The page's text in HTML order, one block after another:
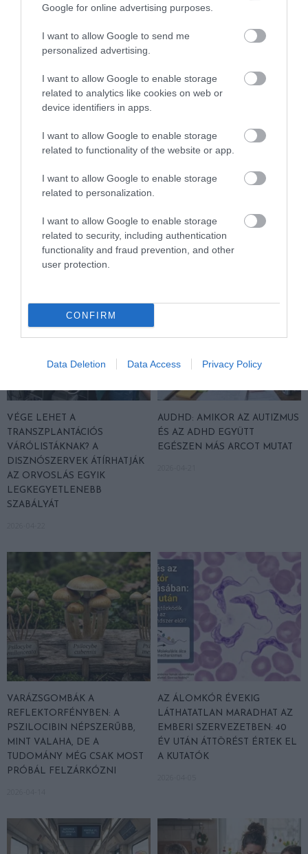
Google for online advertising purposes.
I want to allow Google to send me
personalized advertising.
I want to allow Google to enable storage
related to analytics like cookies on web or
device identifiers in apps.
I want to allow Google to enable storage
related to functionality of the website or app.
I want to allow Google to enable storage
related to personalization.
I want to allow Google to enable storage
related to security, including authentication
functionality and fraud prevention, and other
user protection.
CONFIRM
Data Deletion Data Access Privacy Policy
ÉVES: AZ EMBER, AKI
MEGTANÍTOTTA A VILÁGNAK,
TERMÉSZETET
2026-05-08
FÉREGÉRT – CSAK ÉPPEN NEM
2026-04-23
VÉGE LEHET A
TRANSZPLANTÁCIÓS
VÁRÓLISTÁKNAK? A
DISZNÓSZERVEK ÁTÍRHATJÁK
AZ ORVOSLÁS EGYIK
LEGKEGYETLENEBB
SZABÁLYÁT
AUDHD: AMIKOR AZ AUTIZMUS
ÉS AZ ADHD EGYÜTT
EGÉSZEN MÁS ARCOT MUTAT
VARÁZSGOMBÁK A
REFLEKTORFÉNYBEN: A
PSZILOCIBIN NÉPSZERŰBB,
MINT VALAHA, DE A
TUDOMÁNY MÉG CSAK MOST
PRÓBÁL FELZÁRKÓZNI
AZ ÁLOMKÓR ÉVEKIG
LÁTHATATLAN MARADHAT AZ
EMBERI SZERVEZETBEN: 40
ÉV UTÁN ÁTTÖRÉST ÉRTEK EL
A KUTATÓK